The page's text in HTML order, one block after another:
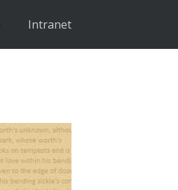
Intranet